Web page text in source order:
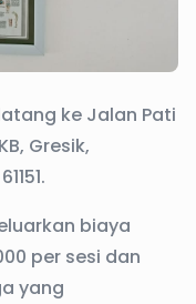
ke Jalan Pati
Gresik,
biaya
per sesi dan
yang